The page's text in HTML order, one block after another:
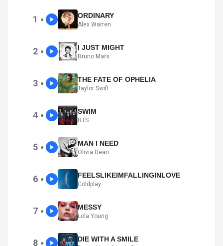
1 ● ORDINARY
Alex Warren
2 ● I JUST MIGHT
Bruno Mars
3 ● THE FATE OF OPHELIA
Taylor Swift
4 ● SWIM
BTS
5 ● MAN I NEED
Olivia Dean
6 ● FEELSLIKEIMFALLINGINLOVE
Coldplay
7 ● MESSY
Lola Young
8 ● DIE WITH A SMILE